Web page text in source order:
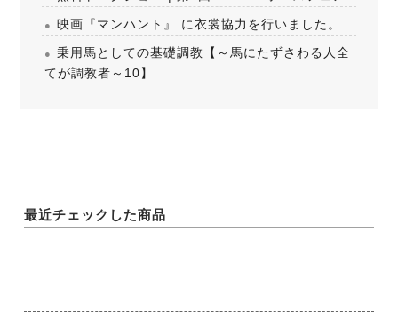
映画『マンハント』 に衣裳協力を行いました。
乗用馬としての基礎調教【～馬にたずさわる人全
てが調教者～10】
最近チェックした商品